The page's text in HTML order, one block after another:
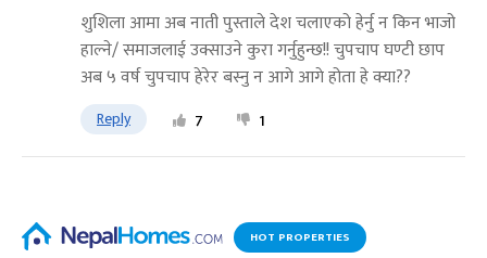
शुशिला आमा अब नाती पुस्ताले देश चलाएको हेर्नु न किन भाजो
हाल्ने/ समाजलाई उक्साउने कुरा गर्नुहुन्छ!! चुपचाप घण्टी छाप
अब ५ वर्ष चुपचाप हेरेर बस्नु न आगे आगे होता हे क्या??
Reply 7 1
HOT PROPERTIES